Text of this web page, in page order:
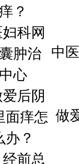
中
做